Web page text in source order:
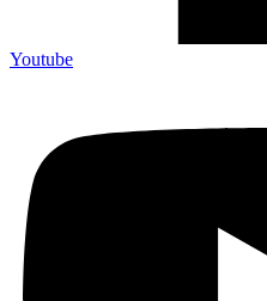
Youtube